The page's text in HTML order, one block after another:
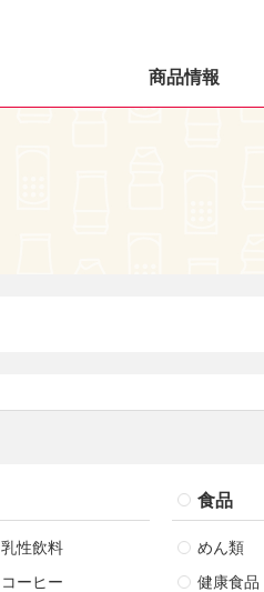
商品情報
乳性飲料
コーヒー
食品
めん類
健康食品